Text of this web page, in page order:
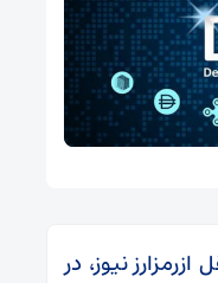
نیوز، در